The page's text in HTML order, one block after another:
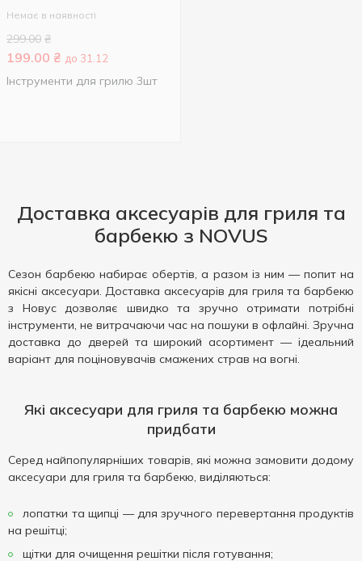
Немає в наявності
299.00 ₴
199.00 ₴ до 31.12
Інструменти для грилю 3шт
Доставка аксесуарів для гриля та
барбекю з NOVUS
Сезон барбекю набирає обертів, а разом із ним — попит на
якісні аксесуари. Доставка аксесуарів для гриля та барбекю
з Новус дозволяє швидко та зручно отримати потрібні
інструменти, не витрачаючи час на пошуки в офлайні. Зручна
доставка до дверей та широкий асортимент — ідеальний
варіант для поціновувачів смажених страв на вогні.
Які аксесуари для гриля та барбекю можна
придбати
Серед найпопулярніших товарів, які можна замовити додому
аксесуари для гриля та барбекю, виділяються:
лопатки та щипці — для зручного перевертання продуктів
на решітці;
щітки для очищення решітки після готування;